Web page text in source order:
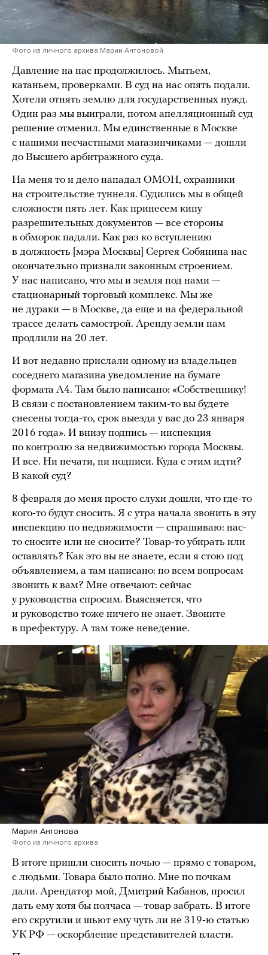
Фото из личного архива Марии Антоновой
Давление на нас продолжилось. Мытьем,
катаньем, проверками. В суд на нас опять подали.
Хотели отнять землю для государственных нужд.
Один раз мы выиграли, потом апелляционный суд
решение отменил. Мы единственные в Москве
с нашими несчастными магазинчиками — дошли
до Высшего арбитражного суда.
На меня то и дело нападал ОМОН, охранники
на строительстве туннеля. Судились мы в общей
сложности пять лет. Как принесем кипу
разрешительных документов — все стороны
в обморок падали. Как раз ко вступлению
в должность [мэра Москвы] Сергея Собянина нас
окончательно признали законным строением.
У нас написано, что мы и земля под нами —
стационарный торговый комплекс. Мы же
не дураки — в Москве, да еще и на федеральной
трассе делать самострой. Аренду земли нам
продлили на 20 лет.
И вот недавно прислали одному из владельцев
соседнего магазина уведомление на бумаге
формата А4. Там было написано: «Собственнику!
В связи с постановлением таким-то вы будете
снесены тогда-то, срок выезда у вас до 23 января
2016 года». И внизу подпись — инспекция
по контролю за недвижимостью города Москвы.
И все. Ни печати, ни подписи. Куда с этим идти?
В какой суд?
8 февраля до меня просто слухи дошли, что где-то
кого-то будут сносить. Я с утра начала звонить в эту
инспекцию по недвижимости — спрашиваю: нас-
то сносите или не сносите? Товар-то убирать или
оставлять? Как это вы не знаете, если я стою под
объявлением, а там написано: по всем вопросам
звонить к вам? Мне отвечают: сейчас
у руководства спросим. Выясняется, что
и руководство тоже ничего не знает. Звоните
в префектуру. А там тоже неведение.
Мария Антонова
Фото из личного архива
В итоге пришли сносить ночью — прямо с товаром,
с людьми. Товара было полно. Мне по почкам
дали. Арендатор мой, Дмитрий Кабанов, просил
дать ему хотя бы полчаса — товар забрать. В итоге
его скрутили и шьют ему чуть ли не 319-ю статью
УК РФ — оскорбление представителей власти.